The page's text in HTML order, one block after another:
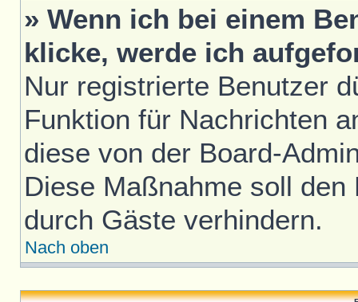
» Wenn ich bei einem
klicke, werde ich
Nur registrierte Benutzer
Funktion für Nachrichten
diese von der Board-
Diese Maßnahme soll
durch Gäste verhindern.
Nach oben